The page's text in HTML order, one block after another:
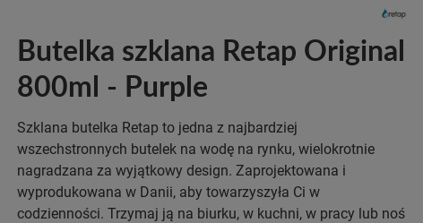
Butelka szklana Retap Original
800ml - Purple
Szklana butelka Retap to jedna z najbardziej
wszechstronnych butelek na wodę na rynku, wielokrotnie
nagradzana za wyjątkowy design. Zaprojektowana i
wyprodukowana w Danii, aby towarzyszyła Ci w
codzienności. Trzymaj ją na biurku, w kuchni, w pracy lub noś